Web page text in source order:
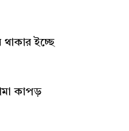
ইচ্ছে
কাপড়